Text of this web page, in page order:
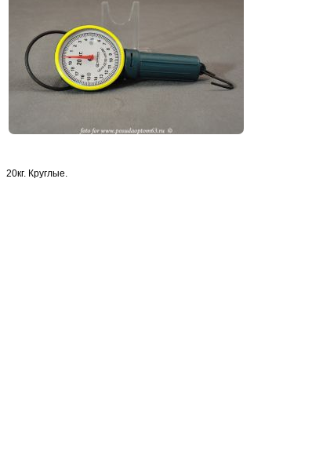
20кг. Круглые.